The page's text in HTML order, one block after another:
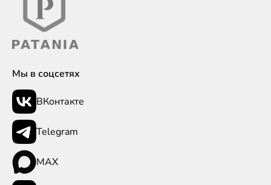
Мы в соцсетях
ВКонтакте
Telegram
MAX